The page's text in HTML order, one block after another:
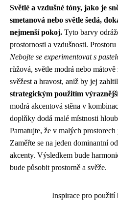
Světlé a vzdušné tóny, jako je
smetanová nebo světle šedá,
nejmenší pokoj. Tyto barvy
prostornosti a vzdušnosti.
Nebojte se experimentovat s
růžová, světle modrá nebo
svěžest a hravost, aniž by jej
strategickým použitím
modrá akcentová stěna v
doplňky dodá malé místnosti
Pamatujte, že v malých
Zaměřte se na jeden dominantní
akcenty. Výsledkem bude
bude působit prostorně a svěže.
Inspirace pro použití